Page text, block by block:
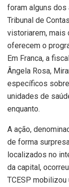
foram alguns
Tribunal de
vistoriarem, mais
oferecem o
Em Franca, a
Ângela Rosa,
específicos
unidades de
enquanto.
A ação,
de forma
localizados no
da capital,
TCESP